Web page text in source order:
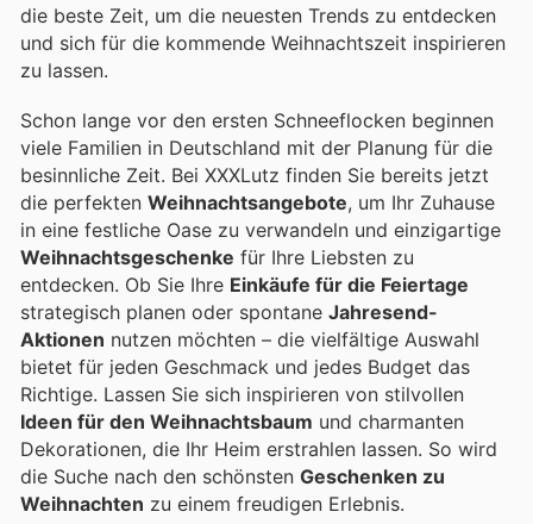
die beste Zeit, um die neuesten Trends zu entdecken
und sich für die kommende Weihnachtszeit inspirieren
zu lassen.
Schon lange vor den ersten Schneeflocken beginnen
viele Familien in Deutschland mit der Planung für die
besinnliche Zeit. Bei XXXLutz finden Sie bereits jetzt
die perfekten Weihnachtsangebote, um Ihr Zuhause
in eine festliche Oase zu verwandeln und einzigartige
Weihnachtsgeschenke für Ihre Liebsten zu
entdecken. Ob Sie Ihre Einkäufe für die Feiertage
strategisch planen oder spontane Jahresend-
Aktionen nutzen möchten – die vielfältige Auswahl
bietet für jeden Geschmack und jedes Budget das
Richtige. Lassen Sie sich inspirieren von stilvollen
Ideen für den Weihnachtsbaum und charmanten
Dekorationen, die Ihr Heim erstrahlen lassen. So wird
die Suche nach den schönsten Geschenken zu
Weihnachten zu einem freudigen Erlebnis.